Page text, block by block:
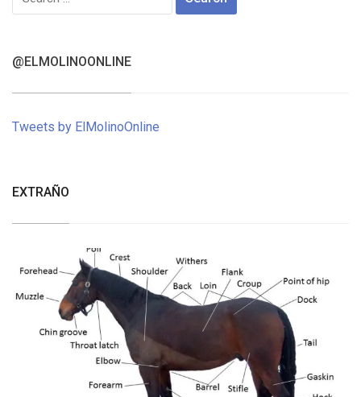
for:
@ELMOLINOONLINE
Tweets by ElMolinoOnline
EXTRAÑO